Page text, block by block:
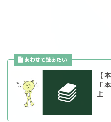
【
「
上